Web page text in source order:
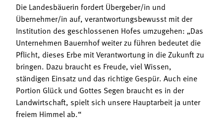
Die Landesbäuerin fordert Übergeber/in und
Übernehmer/in auf, verantwortungsbewusst mit der
Institution des geschlossenen Hofes umzugehen: „Das
Unternehmen Bauernhof weiter zu führen bedeutet die
Pflicht, dieses Erbe mit Verantwortung in die Zukunft zu
bringen. Dazu braucht es Freude, viel Wissen,
ständigen Einsatz und das richtige Gespür. Auch eine
Portion Glück und Gottes Segen braucht es in der
Landwirtschaft, spielt sich unsere Hauptarbeit ja unter
freiem Himmel ab.“